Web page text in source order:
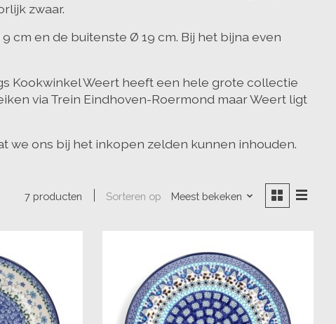
zwaar.
cm en de buitenste Ø 19 cm. Bij het bijna even
Kookwinkel Weert heeft een hele grote collectie
via Trein Eindhoven-Roermond maar Weert ligt
we ons bij het inkopen zelden kunnen inhouden.
7 producten Sorteren op Meest bekeken